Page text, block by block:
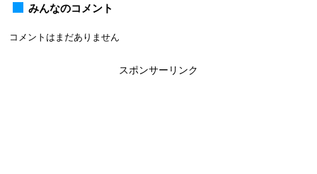
みんなのコメント
コメントはまだありません
スポンサーリンク